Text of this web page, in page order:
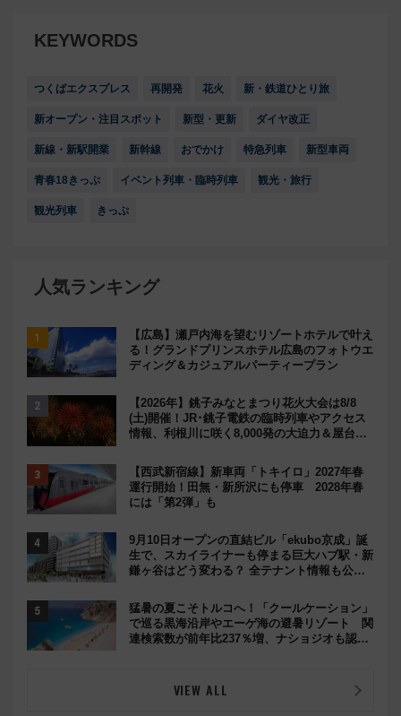
KEYWORDS
つくばエクスプレス 再開発 花火 新・鉄道ひとり旅
新オープン・注目スポット 新型・更新 ダイヤ改正
新線・新駅開業 新幹線 おでかけ 特急列車 新型車両
青春18きっぷ イベント列車・臨時列車 観光・旅行
観光列車 きっぷ
人気ランキング
【広島】瀬戸内海を望むリゾートホテルで叶え
る！グランドプリンスホテル広島のフォトウエ
ディング＆カジュアルパーティープラン
【2026年】銚子みなとまつり花火大会は8/8
(土)開催！JR･銚子電鉄の臨時列車やアクセス
情報、利根川に咲く8,000発の大迫力＆屋台を
【西武新宿線】新車両「トキイロ」2027年春
運行開始！田無・新所沢にも停車 2028年春
には「第2弾」も
9月10日オープンの直結ビル「ekubo京成」誕
生で、スカイライナーも停まる巨大ハブ駅・新
鎌ヶ谷はどう変わる？ 全テナント情報も公
猛暑の夏こそトルコへ！「クールケーション」
で巡る黒海沿岸やエーゲ海の避暑リゾート 関
連検索数が前年比237％増、ナショジオも認め
VIEW ALL